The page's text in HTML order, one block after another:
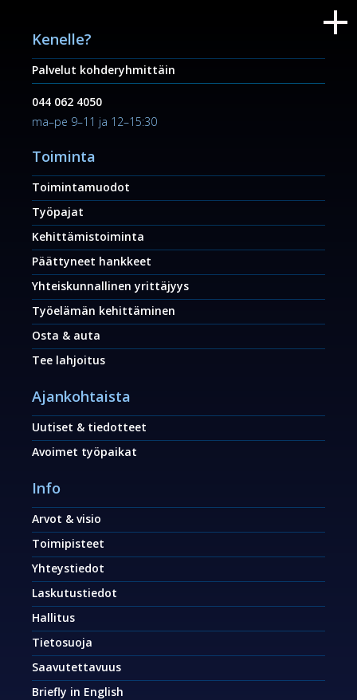
Kenelle?
Palvelut kohderyhmittäin
044 062 4050
ma–pe 9–11 ja 12–15:30
Toiminta
Toimintamuodot
Työpajat
Kehittämistoiminta
Päättyneet hankkeet
Yhteiskunnallinen yrittäjyys
Työelämän kehittäminen
Osta & auta
Tee lahjoitus
Ajankohtaista
Uutiset & tiedotteet
Avoimet työpaikat
Info
Arvot & visio
Toimipisteet
Yhteystiedot
Laskutustiedot
Hallitus
Tietosuoja
Saavutettavuus
Briefly in English